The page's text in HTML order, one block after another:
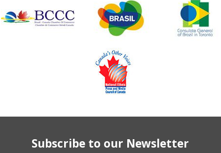
Subscribe to our Newsletter